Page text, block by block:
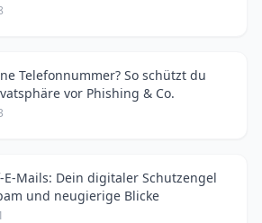
Telefonnummer? So schützt du
vor Phishing & Co.
E-Mails: Dein digitaler Schutzengel
und neugierige Blicke